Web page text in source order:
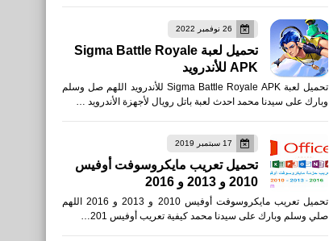
26 نوفمبر 2022
تحميل لعبة Sigma Battle Royale
APK للأندرويد
تحميل لعبة Sigma Battle Royale APK للأندرويد اللهم صل وسلم
وبارك على سيدنا محمد احدث لعبة باتل رويال لأجهزة الأندرويد …
17 سبتمبر 2019
تحميل تعريب مايكروسوفت أوفيس
2010 و 2013 و 2016
تحميل تعريب مايكروسوفت أوفيس 2010 و 2013 و 2016 اللهم
صلي وسلم وبارك على سيدنا محمد كيفية تعريب أوفيس 201…
العاب
تحميل لعبة Flash Party
للأندرويد APK 2021